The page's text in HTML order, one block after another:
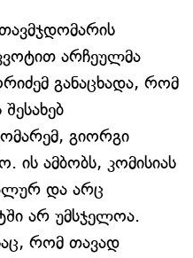
არჩეულმა
განაცხადა, რომ
გიორგი
ის ამბობს, კომისიას
და არც
არ უმსჯელოა.
რომ თავად